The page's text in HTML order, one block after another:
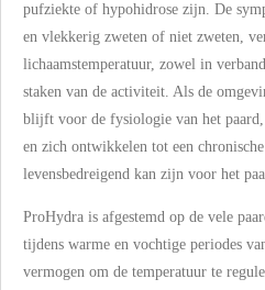
pufziekte of hypohidrose zijn. De
en vlekkerig zweten of niet zweten,
lichaamstemperatuur, zowel in
staken van de activiteit. Als de
blijft voor de fysiologie van het paard,
en zich ontwikkelen tot een
levensbedreigend kan zijn voor het
ProHydra is afgestemd op de vele
tijdens warme en vochtige periodes
vermogen om de temperatuur te